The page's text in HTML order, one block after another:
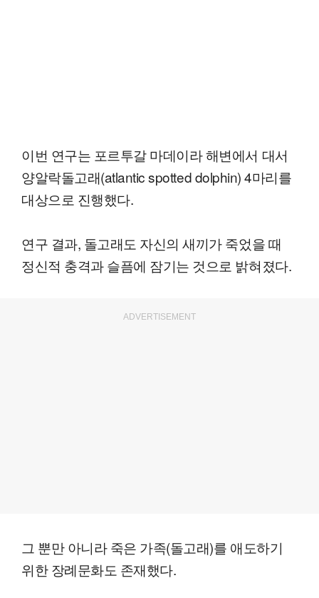
이번 연구는 포르투갈 마데이라 해변에서 대서
양알락돌고래(atlantic spotted dolphin) 4마리를
대상으로 진행했다.
연구 결과, 돌고래도 자신의 새끼가 죽었을 때
정신적 충격과 슬픔에 잠기는 것으로 밝혀졌다.
ADVERTISEMENT
그 뿐만 아니라 죽은 가족(돌고래)를 애도하기
위한 장례문화도 존재했다.